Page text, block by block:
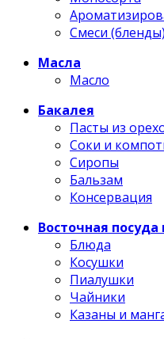
Смеси (бленды)
Масла
Масло
Бакалея
Пасты из
Соки и
Сиропы
Бальзам
Консервация
Восточная посуда
Блюда
Косушки
Пиалушки
Чайники
Казаны и